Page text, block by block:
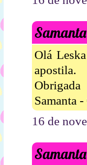
Samanta
Olá
apostila.
Obrigada
Samanta
16 de
Samanta